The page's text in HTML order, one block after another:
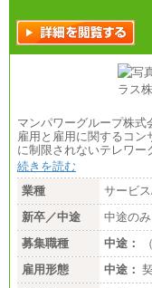
マンパワーグループ株式
雇用と雇用に関するコ
に制限されないテレワ
続きを読む
業種
サービ
新卒／中途
中途のみ
募集職種
中途：
雇用形態
中途：